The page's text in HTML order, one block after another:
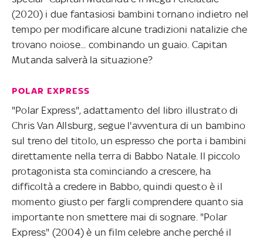
(2020) i due fantasiosi bambini tornano indietro nel
tempo per modificare alcune tradizioni natalizie che
trovano noiose... combinando un guaio. Capitan
Mutanda salverà la situazione?
POLAR EXPRESS
"Polar Express", adattamento del libro illustrato di
Chris Van Allsburg, segue l'avventura di un bambino
sul treno del titolo, un espresso che porta i bambini
direttamente nella terra di Babbo Natale. Il piccolo
protagonista sta cominciando a crescere, ha
difficoltà a credere in Babbo, quindi questo è il
momento giusto per fargli comprendere quanto sia
importante non smettere mai di sognare. "Polar
Express" (2004) è un film celebre anche perché il